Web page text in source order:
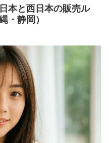
本と西日本の販売ル
・静岡）